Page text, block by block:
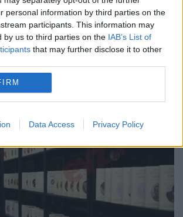
personal information by third parties on the
participants. This information may
by us to third parties on the IAB’s List of
that may further disclose it to other
Data Access Privacy Policy
în limba română ale
Cioran, în particular, sunt
în...